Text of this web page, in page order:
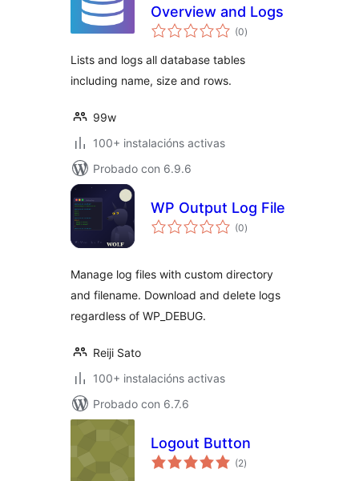
Overview and Logs
(0valoracións
totais
)
Lists and logs all database tables
including name, size and rows.
99w
100+ instalacións activas
Probado con 6.9.6
WP Output Log File
(0valoracións
totais
)
Manage log files with custom directory
and filename. Download and delete logs
regardless of WP_DEBUG.
Reiji Sato
100+ instalacións activas
Probado con 6.7.6
Logout Button
(2valoracións
totais
)